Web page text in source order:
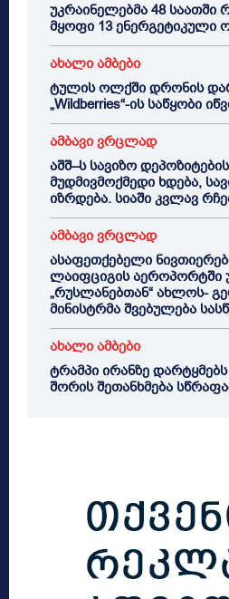
უკრაინელებმა 48
მყოფი 13 ენერგეტიკული
ახალი ამბები
ტულის ოლქში დრონის
„Wildberries“-ის საწყობი
ამბავი ვრცლად
აშშ–ს სავიზო
მუდმივმოქმედი ხდება,
იზრდება. სიაში კვლავ
ამბავი ვრცლად
ასაფეთქებელი
ლაიფციგის აეროპორტში
„რუსლანებთან“ ახლოს-
მინისტრმა შვებულება
ახალი ამბები
ტრამპი ირანზე დარტყმებს
შორის შეთანხმება